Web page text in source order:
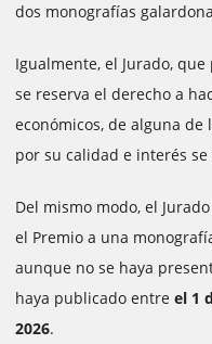
dos monografías
Igualmente, el Jurado,
se reserva el derecho a
económicos, de alguna
por su calidad e interés
Del mismo modo, el
el Premio a una
aunque no se haya
haya publicado entre el 1
2026.